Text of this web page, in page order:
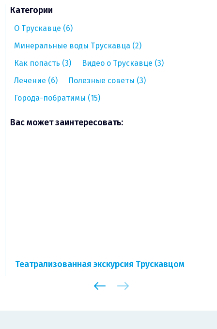
Категории
О Трускавце (6)
Минеральные воды Трускавца (2)
Как попасть (3)
Видео о Трускавце (3)
Лечение (6)
Полезные советы (3)
Города-побратимы (15)
Вас может заинтересовать:
Театрализованная экскурсия Трускавцом